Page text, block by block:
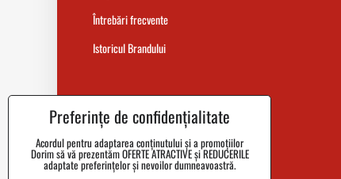
Întrebări frecvente
Istoricul Brandului
Preferințe de confidențialitate
Acordul pentru adaptarea conținutului și a promoțiilor
Dorim să vă prezentăm OFERTE ATRACTIVE și REDUCERILE
adaptate preferințelor și nevoilor dumneavoastră.